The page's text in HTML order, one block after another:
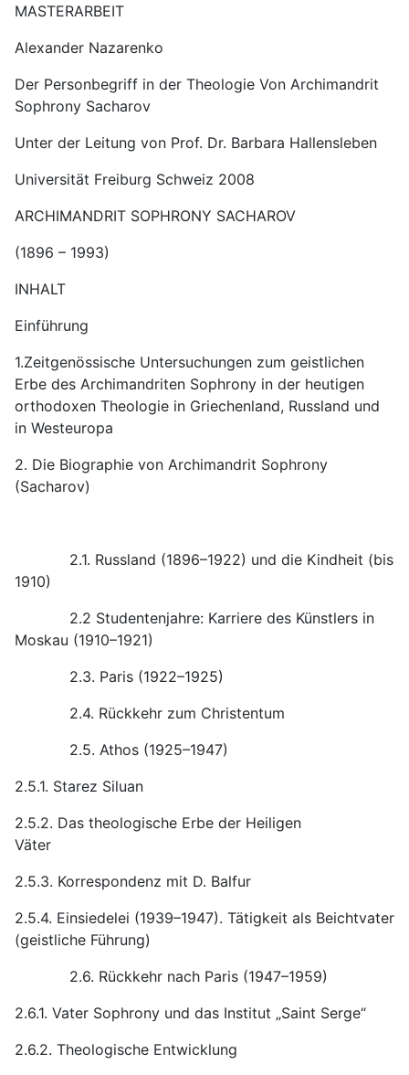
MASTERARBEIT
Alexander Nazarenko
Der Personbegriff in der Theologie Von Archimandrit
Sophrony Sacharov
Unter der Leitung von Prof. Dr. Barbara Hallensleben
Universität Freiburg Schweiz 2008
ARCHIMANDRIT SOPHRONY SACHAROV
(1896 – 1993)
INHALT
Einführung
1.Zeitgenössische Untersuchungen zum geistlichen
Erbe des Archimandriten Sophrony in der heutigen
orthodoxen Theologie in Griechenland, Russland und
in Westeuropa
2. Die Biographie von Archimandrit Sophrony
(Sacharov)
2.1. Russland (1896–1922) und die Kindheit (bis
1910)
2.2 Studentenjahre: Karriere des Künstlers in
Moskau (1910–1921)
2.3. Paris (1922–1925)
2.4. Rückkehr zum Christentum
2.5. Athos (1925–1947)
2.5.1. Starez Siluan
2.5.2. Das theologische Erbe der Heiligen
Väter
2.5.3. Korrespondenz mit D. Balfur
2.5.4. Einsiedelei (1939–1947). Tätigkeit als Beichtvater
(geistliche Führung)
2.6. Rückkehr nach Paris (1947–1959)
2.6.1. Vater Sophrony und das Institut „Saint Serge“
2.6.2. Theologische Entwicklung